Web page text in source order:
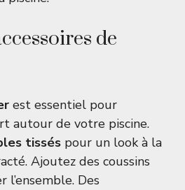
de
est essentiel pour
autour de votre piscine.
tissés pour un look à la
Ajoutez des coussins
l’ensemble. Des